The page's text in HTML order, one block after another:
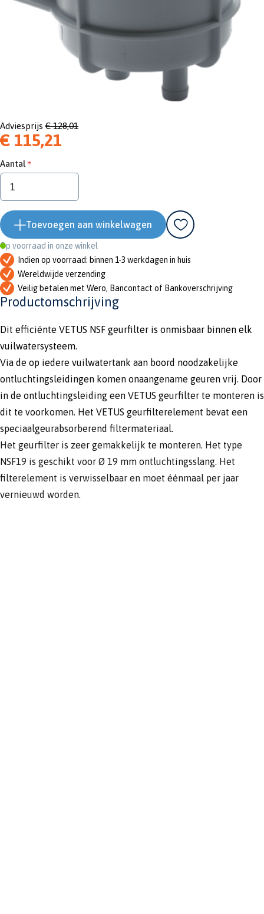
Adviesprijs € 128,01
€ 115,21
Aantal
Toevoegen aan winkelwagen
Op voorraad in onze winkel
Indien op voorraad: binnen 1-3 werkdagen in huis
Wereldwijde verzending
Veilig betalen met Wero, Bancontact of Bankoverschrijving
Productomschrijving
Dit efficiënte VETUS NSF geurfilter is onmisbaar binnen elk
vuilwatersysteem.
Via de op iedere vuilwatertank aan boord noodzakelijke
ontluchtingsleidingen komen onaangename geuren vrij. Door
in de ontluchtingsleiding een VETUS geurfilter te monteren is
dit te voorkomen. Het VETUS geurfilterelement bevat een
speciaalgeurabsorberend filtermateriaal.
Het geurfilter is zeer gemakkelijk te monteren. Het type
NSF19 is geschikt voor Ø 19 mm ontluchtingsslang. Het
filterelement is verwisselbaar en moet éénmaal per jaar
vernieuwd worden.